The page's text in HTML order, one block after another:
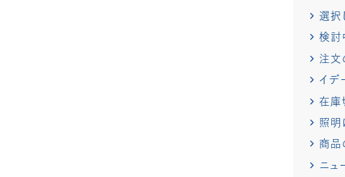
選択
検討
注文
イデ
在庫
照明
商品
ニュ